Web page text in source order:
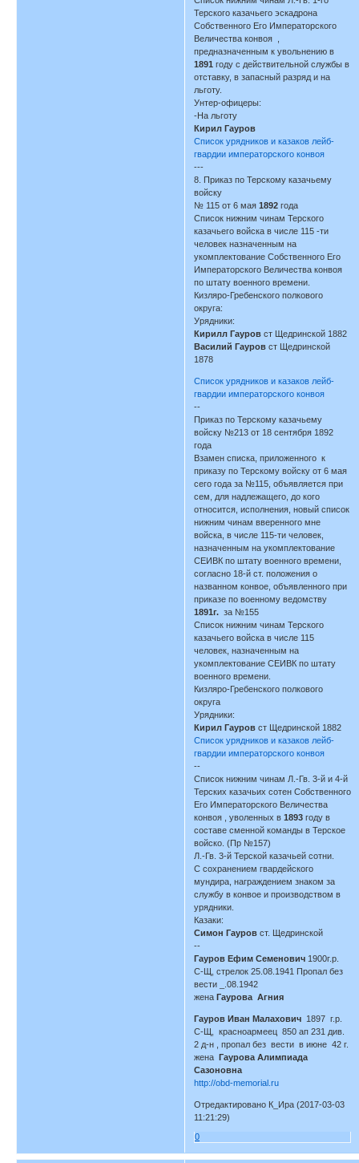
Терского казачьего эскадрона
Собственного Его Императорского
Величества конвоя ,
предназначенным к увольнению в
1891 году с действительной службы в
отставку, в запасный разряд и на
льготу.
Унтер-офицеры:
-На льготу
Кирил Гауров
Список урядников и казаков лейб-
гвардии императорского конвоя
---
8. Приказ по Терскому казачьему
войску
№ 115 от 6 мая1892 года
Список нижним чинам Терского
казачьего войска в числе 115 -ти
человек назначенным на
укомплектование Собственного Его
Императорского Величества конвоя
по штату военного времени.
Кизляро-Гребенского полкового
округа:
Урядники:
Кирилл Гауров ст Щедринской 1882
Василий Гауров ст Щедринской
1878
Список урядников и казаков лейб-
гвардии императорского конвоя
--
Приказ по Терскому казачьему
войску №213 от 18 сентября 1892
года
Взамен списка, приложенного к
приказу по Терскому войску от 6 мая
сего года за №115, объявляется при
сем, для надлежащего, до кого
относится, исполнения, новый список
нижним чинам вверенного мне
войска, в числе 115-ти человек,
назначенным на укомплектование
СЕИВК по штату военного времени,
согласно 18-й ст. положения о
названном конвое, объявленного при
приказе по военному ведомству
1891г. за №155
Список нижним чинам Терского
казачьего войска в числе 115
человек, назначенным на
укомплектование СЕИВК по штату
военного времени.
Кизляро-Гребенского полкового
округа
Урядники:
Кирил Гауров ст Щедринской 1882
Список урядников и казаков лейб-
гвардии императорского конвоя
--
Список нижним чинам Л.-Гв. 3-й и 4-й
Терских казачьих сотен Собственного
Его Императорского Величества
конвоя , уволенных в1893 году в
составе сменной команды в Терское
войско. (Пр №157)
Л.-Гв. 3-й Терской казачьей сотни.
С сохранением гвардейского
мундира, награждением знаком за
службу в конвое и производством в
урядники.
Казаки:
Симон Гауров ст. Щедринской
--
Гауров Ефим Семенович 1900г.р.
С-Щ, стрелок 25.08.1941 Пропал без
вести _.08.1942
жена Гаурова Агния
Гауров Иван Малахович 1897 г.р.
С-Щ, красноармеец 850 ап 231 див.
2 д-н , пропал без вести в июне 42 г.
женаГаурова Алимпиада
Сазоновна
http://obd-memorial.ru
Отредактировано К_Ира (2017-03-03
11:21:29)
0